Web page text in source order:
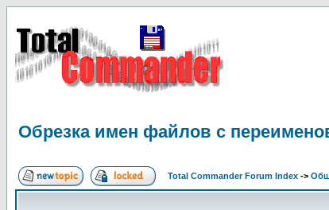
Обрезка имен файлов с
Total Commander Forum Index ->